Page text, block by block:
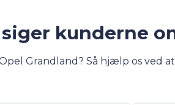
siger kunderne
Grandland? Så hjælp os ved